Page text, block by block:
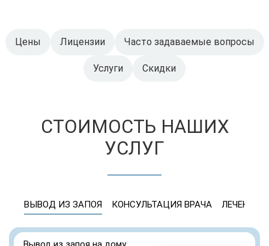
Цены Лицензии Часто задаваемые вопросы
Услуги Скидки
СТОИМОСТЬ НАШИХ
УСЛУГ
ВЫВОД ИЗ ЗАПОЯ КОНСУЛЬТАЦИЯ ВРАЧА ЛЕЧЕНИЕ